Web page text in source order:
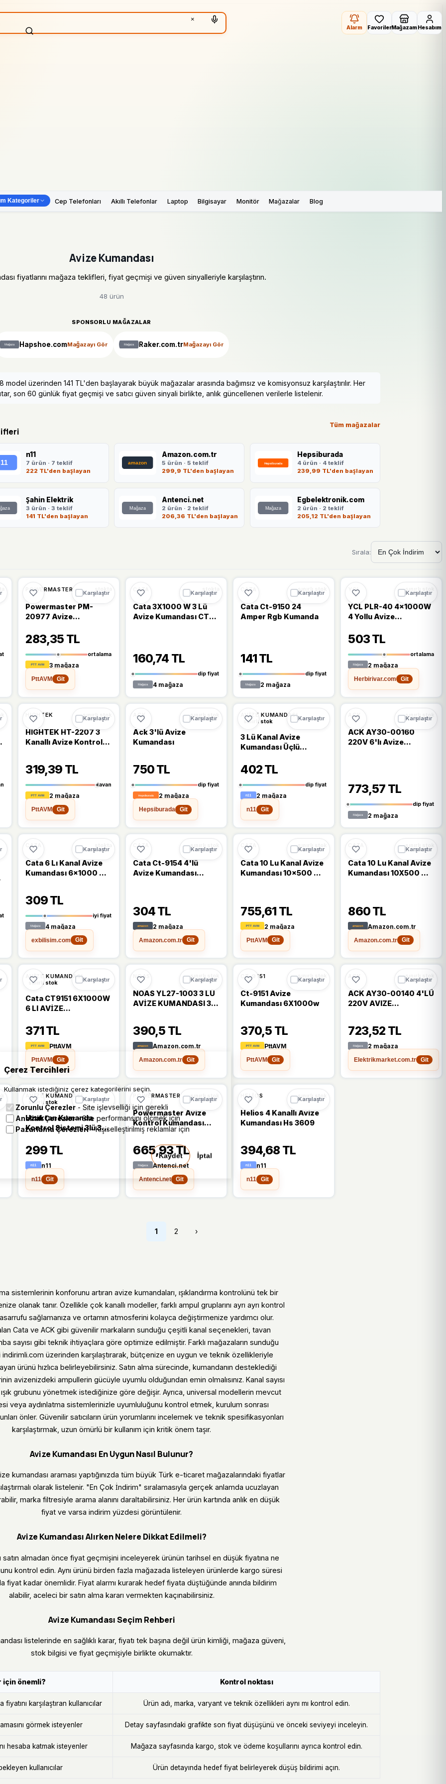
×
Alarm FavorilerMağazamHesabım
Kategoriler Cep Telefonları Akıllı Telefonlar Laptop Bilgisayar Monitör Mağazalar Blog
Avize Kumandası
fiyatlarını mağaza teklifleri, fiyat geçmişi ve güven sinyalleriyle karşılaştırın.
48 ürün
SPONSORLU MAĞAZALAR
Hapshoe.comMağazayı Gör Raker.com.trMağazayı Gör
üzerinden 141 TL'den başlayarak büyük mağazalar arasında bağımsız ve komisyonsuz karşılaştırılır. Her
son 60 günlük fiyat geçmişi ve satıcı güven sinyali birlikte, anlık güncellenen verilerle listelenir.
Tüm mağazalar
n11
7 ürün · 7 teklif
222 TL'den başlayan
Amazon.com.tr
5 ürün · 5 teklif
299,9 TL'den başlayan
Hepsiburada
4 ürün · 4 teklif
239,99 TL'den başlayan
Şahin Elektrik
3 ürün · 3 teklif
141 TL'den başlayan
Antenci.net
2 ürün · 2 teklif
206,36 TL'den başlayan
Egbelektronik.com
2 ürün · 2 teklif
205,12 TL'den başlayan
Sırala:
Karşılaştır
%23 🔥
POWERMASTER
Powermaster PM-
20977 Avize
Fonksiyonlu
283,35 TL
ortalama
3 mağaza
PttAVM
Git
Karşılaştır
%45 🔥
CATA
Cata 3X1000 W 3 Lü
Avize Kumandası CT-
160,74 TL
dip fiyat
4 mağaza
Karşılaştır
%36 🔥
CATA sınırlı stok
Cata Ct-9150 24
Amper Rgb Kumanda
141 TL
dip fiyat
2 mağaza
Karşılaştır
%15
YCL sınırlı stok
YCL PLR-40 4x1000W
4 Yollu Avize
503 TL
ortalama
2 mağaza
Herbirivar.com
Git
Karşılaştır
%9
HIGHTEK sınırlı stok
HIGHTEK HT-2207 3
Kanallı Avize Kontrol
319,39 TL
tavan
2 mağaza
PttAVM
Git
Karşılaştır
%16
ACK sınırlı stok
Ack 3'lü Avize
Kumandası
750 TL
dip fiyat
2 mağaza
Hepsiburada
Git
Karşılaştır
%15
AVIZE KUMANDASI
sınırlı stok
3 Lü Kanal Avize
Kumandası Üçlü
Devresi
402 TL
dip fiyat
2 mağaza
n11
Git
Karşılaştır
%24 🔥
ACK sınırlı stok
ACK AY30-00160
220V 6'lı Avize
773,57 TL
dip fiyat
2 mağaza
Karşılaştır
%15
CATA
Cata 6 Lı Kanal Avize
Kumandası 6x1000 W
309 TL
iyi fiyat
4 mağaza
exbilisim.com
Git
Karşılaştır
CATA sınırlı stok
Cata Ct-9154 4'lü
Avize Kumandası
304 TL
2 mağaza
Amazon.com.tr
Git
Karşılaştır
CATA sınırlı stok
Cata 10 Lu Kanal Avize
Kumandası 10x500 W
755,61 TL
2 mağaza
PttAVM
Git
Karşılaştır
CATA sınırlı stok
Cata 10 Lu Kanal Avize
Kumandası 10X500 W
860 TL
Amazon.com.tr
Amazon.com.tr
Git
Karşılaştır
AVIZE KUMANDASI
sınırlı stok
Cata CT9151 6X1000W
6 LI AVİZE
KUMANDASI
371 TL
PttAVM
PttAVM
Git
Karşılaştır
NOAS sınırlı stok
NOAS YL27-1003 3 LÜ
AVİZE KUMANDASI 3
390,5 TL
Amazon.com.tr
Amazon.com.tr
Git
Karşılaştır
CT-9151 sınırlı stok
Ct-9151 Avize
Kumandası 6X1000w
370,5 TL
PttAVM
PttAVM
Git
Karşılaştır
%5
ACK sınırlı stok
ACK AY30-00140 4'LÜ
220V AVIZE
723,52 TL
2 mağaza
Elektrikmarket.com.tr
Git
Karşılaştır
AVIZE KUMANDASI
sınırlı stok
Uzaktan Kumanda
Kontrol Sistemi 3lü 3
Kumandası
299 TL
n11
n11
Git
Karşılaştır
POWERMASTER sınırlı stok
Powermaster Avize
Kontrol Kumandası
3Kanal PM-5847
665,93 TL
Antenci.net
Antenci.net
Git
Karşılaştır
HELIOS sınırlı stok
Helios 4 Kanallı Avize
Kumandası Hs 3609
394,68 TL
n11
n11
Git
1 2 ›
sistemlerinin konforunu artıran avize kumandaları, ışıklandırma kontrolünü tek bir
olanak tanır. Özellikle çok kanallı modeller, farklı ampul gruplarını ayrı ayrı kontrol
sağlamanıza ve ortamın atmosferini kolayca değiştirmenize yardımcı olur.
Cata ve ACK gibi güvenilir markaların sunduğu çeşitli kanal seçenekleri, tavan
sayısı gibi teknik ihtiyaçlara göre optimize edilmiştir. Farklı mağazaların sunduğu
üzerinden karşılaştırarak, bütçenize en uygun ve teknik özellikleriyle
ürünü hızlıca belirleyebilirsiniz. Satın alma sürecinde, kumandanın desteklediği
avizenizdeki ampullerin gücüyle uyumlu olduğundan emin olmalısınız. Kanal sayısı
grubunu yönetmek istediğinize göre değişir. Ayrıca, universal modellerin mevcut
veya aydınlatma sistemlerinizle uyumluluğunu kontrol etmek, kurulum sonrası
önler. Güvenilir satıcıların ürün yorumlarını incelemek ve teknik spesifikasyonları
karşılaştırmak, uzun ömürlü bir kullanım için kritik önem taşır.
Avize Kumandası En Uygun Nasıl Bulunur?
kumandası araması yaptığınızda tüm büyük Türk e-ticaret mağazalarındaki fiyatlar
olarak listelenir. "En Çok İndirim" sıralamasıyla gerçek anlamda ucuzlayan
marka filtresiyle arama alanını daraltabilirsiniz. Her ürün kartında anlık en düşük
fiyat ve varsa indirim yüzdesi görüntülenir.
Avize Kumandası Alırken Nelere Dikkat Edilmeli?
satın almadan önce fiyat geçmişini inceleyerek ürünün tarihsel en düşük fiyatına ne
kontrol edin. Aynı ürünü birden fazla mağazada listeleyen ürünlerde kargo süresi
fiyat kadar önemlidir. Fiyat alarmı kurarak hedef fiyata düştüğünde anında bildirim
alabilir, aceleci bir satın alma kararı vermekten kaçınabilirsiniz.
Avize Kumandası Seçim Rehberi
listelerinde en sağlıklı karar, fiyatı tek başına değil ürün kimliği, mağaza güveni,
stok bilgisi ve fiyat geçmişiyle birlikte okumaktır.
için önemli? Kontrol noktası
karşılaştıran kullanıcılar Ürün adı, marka, varyant ve teknik özellikleri aynı mı kontrol edin.
görmek isteyenler Detay sayfasındaki grafikte son fiyat düşüşünü ve önceki seviyeyi inceleyin.
hesaba katmak isteyenler Mağaza sayfasında kargo, stok ve ödeme koşullarını ayrıca kontrol edin.
kullanıcılar Ürün detayında hedef fiyat belirleyerek düşüş bildirimi açın.
Çerez Tercihleri
Kullanmak istediğiniz çerez kategorilerini seçin.
Zorunlu Çerezler- Site işlevselliği için gerekli
Analitik Çerezler- Site performansını ölçmek için
Pazarlama Çerezleri- Kişiselleştirilmiş reklamlar için
Kaydet İptal